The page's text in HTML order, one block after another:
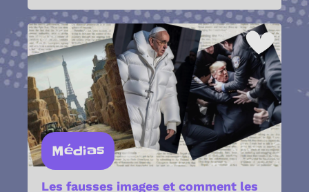
Médias
Les fausses images et comment les